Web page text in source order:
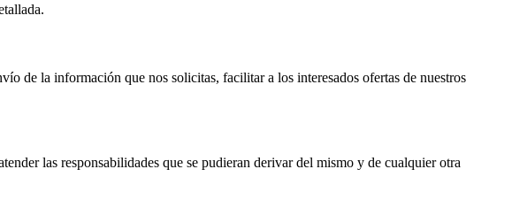
de la información que nos solicitas, facilitar a los interesados ofertas de nuestros
las responsabilidades que se pudieran derivar del mismo y de cualquier otra